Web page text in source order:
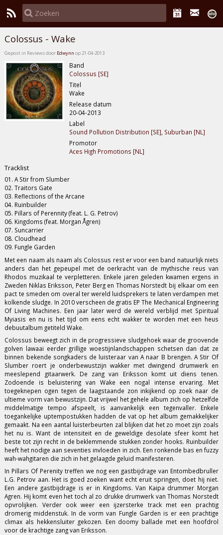
Colossus - Wake
Gepost in Reviews door Edwynn op 21-04-2013
Band
Colossus [SE]
Titel
Wake
Release datum
20-04-2013
Label
Sound Pollution Distribution [SE] Suburban [NL]
Promotor
Aces High Promotions [NL]
Tracklist
01. A Stir from Slumber
02. Traitors Gate
03. Reflections of the Arcane
04. Ruinbuilder
05. Pillars of Perennity (feat. L. G. Petrov)
06. Kingdoms (feat. Morgan Ågren)
07. Suncarrier
08. Cloudhead
09. Fungle Garden
Met een naam als naam als Colossus rest er voor een band natuurlijk niets
anders dan het gepeupel met de oerkracht van de mythische reus van
Rhodos muzikaal te verpletteren. Enkele jaren geleden kwamen ergens in
Zweden Niklas Eriksson, Peter Berg en Thomas Norstedt bij elkaar om een
pact te smeden om overal ter wereld luidsprekers te laten verdampen met
kolkende sludge. In 2010 verscheen de gratis EP The Mechanical Engineering
Of Living Machines. Een jaar later werd de wereld verblijd met Spiritual
Myiasis en nu is het tijd om eens echt wakker te worden met een heus
debuutalbum getiteld Wake.
Colossus beweegt zich in de progressieve sludgehoek waar de groovende
golven lawaai eerder grillige woestijnlandschappen schetsen dan dat ze
binnen bekende songkaders de luisteraar van A naar B brengen. A Stir Of
Slumber roert je onderbewustzijn wakker met dwingend drumwerk en
meeslepend gitaarwerk. De zang van Eriksson komt uit diens tenen.
Zodoende is beluistering van Wake een nogal intense ervaring. Met
toegeknepen ogen tegen de laagstaande zon inkijkend op zoek naar de
ultieme vorm van bewustzijn. Dat vrijwel het gehele album zich op hetzelfde
middelmatige tempo afspeelt, is aanvankelijk een tegenvaller. Enkele
toegankelijke uptempostukken hadden de vat op het album gemakkelijker
gemaakt. Na een aantal luisterbeurten zal blijken dat het zo moet zijn zoals
het nu is. Want de intensiteit en de geweldige desolate sfeer komt het
beste tot zijn recht in de beklemmende stukken zonder hooks. Ruinbuilder
heeft het nodige aan seventies invloeden in zich. Een ronkende bas en fuzzy
wah-wahgitaren die zich in het gelaagde geluid manifesteren.
In Pillars Of Perenity treffen we nog een gastbijdrage van Entombedbruller
L.G. Petrov aan. Het is goed zoeken want echt eruit springen, doet hij niet.
Een andere gastbijdrage is er in Kingdoms. Van Kaipa drummer Morgan
Agren. Hij komt even het toch al zo drukke drumwerk van Thomas Norstedt
opvrolijken. Verder ook weer een ijzersterke track met een prachtig
dromerig middenstuk. In de vorm van Fungle Garden is er een prachtige
climax als hekkensluiter gekozen. Een doomy ballade met een hoofdrol
voor de krachtige zang van Eriksson.